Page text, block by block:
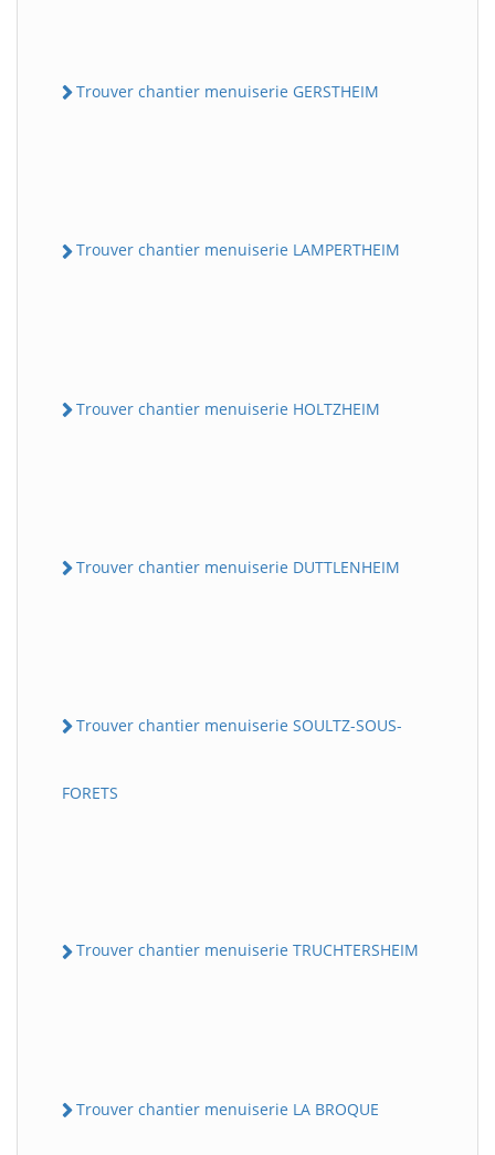
Trouver chantier menuiserie GERSTHEIM
Trouver chantier menuiserie LAMPERTHEIM
Trouver chantier menuiserie HOLTZHEIM
Trouver chantier menuiserie DUTTLENHEIM
Trouver chantier menuiserie SOULTZ-SOUS-
FORETS
Trouver chantier menuiserie TRUCHTERSHEIM
Trouver chantier menuiserie LA BROQUE